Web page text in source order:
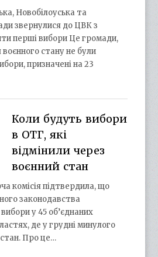
Новобілоуська та
звернулися до ЦВК з
перші вибори Це громади,
стану не були
призначені на 23
Коли будуть вибори
в ОТГ, які
відмінили через
воєнний стан
комісія підтвердила, що
законодавства
у 45 об’єднаних
де у грудні минулого
стан. Про це…